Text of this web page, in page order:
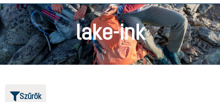
lake-ink
Szűrők